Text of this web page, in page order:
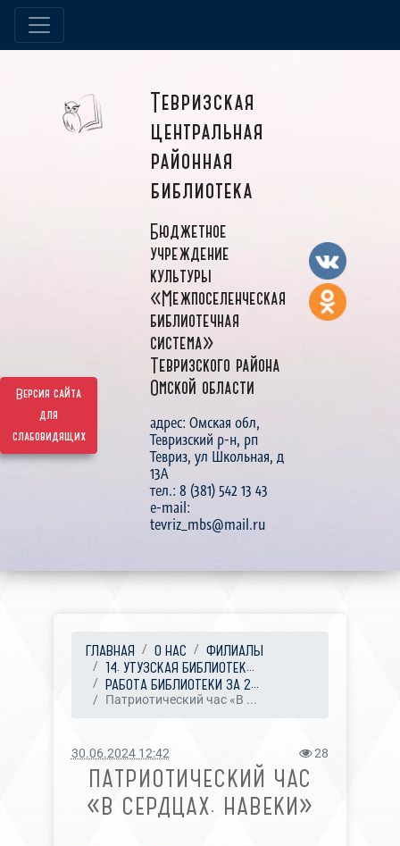
Версия сайта
для
слабовидящих
Тевризская
центральная
районная
библиотека
Бюджетное
учреждение
культуры
«Межпоселенческая
библиотечная
система»
Тевризского района
Омской области
адрес: Омская обл,
Тевризский р-н, рп
Тевриз, ул Школьная, д
13А
тел.: 8 (381) 542 13 43
e-mail:
tevriz_mbs@mail.ru
ГЛАВНАЯ О НАС
ФИЛИАЛЫ
14. УТУЗСКАЯ БИБЛИОТЕК...
РАБОТА БИБЛИОТЕКИ ЗА 2...
Патриотический час «В ...
30.06.2024 12:42 28
ПАТРИОТИЧЕСКИЙ ЧАС
«В СЕРДЦАХ. НАВЕКИ»